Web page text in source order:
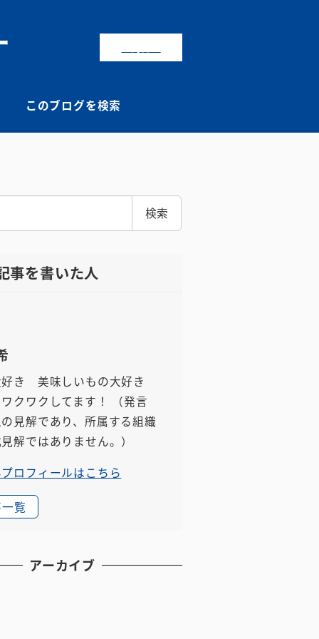
このブログを検索
検索
事を書いた人
好き 美味しいもの大好き
クワクしてます！
（発言
見解であり、所属する組織
解ではありません。）
ロフィールはこちら
覧
アーカイブ